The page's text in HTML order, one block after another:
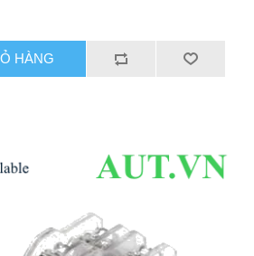
HÀNG